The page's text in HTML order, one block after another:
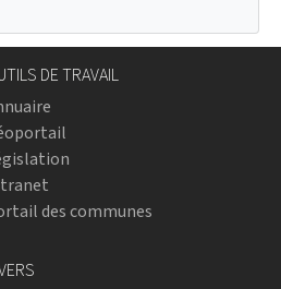
DE TRAVAIL
des communes